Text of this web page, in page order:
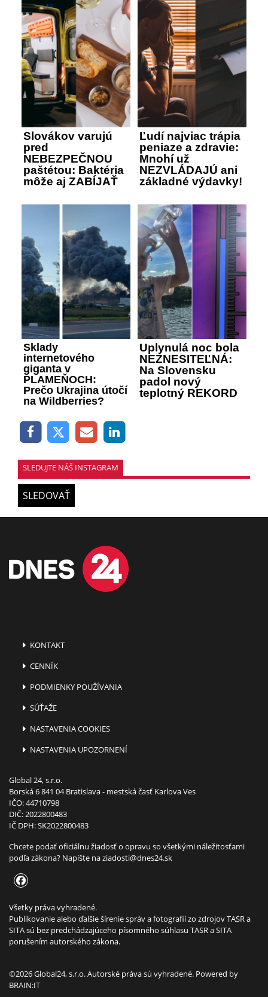
Slovákov varujú
pred
NEBEZPEČNOU
paštétou: Baktéria
môže aj ZABÍJAŤ
Ľudí najviac trápia
peniaze a zdravie:
Mnohí už
NEZVLÁDAJÚ ani
základné výdavky!
Sklady
internetového
giganta v
PLAMEŇOCH:
Prečo Ukrajina útočí
na Wildberries?
Uplynulá noc bola
NEZNESITEĽNÁ:
Na Slovensku
padol nový
teplotný REKORD
SLEDUJTE NÁŠ INSTAGRAM
SLEDOVAŤ
KONTAKT
CENNÍK
PODMIENKY POUŽÍVANIA
SÚŤAŽE
NASTAVENIA COOKIES
NASTAVENIA UPOZORNENÍ
Global 24, s.r.o.
Borská 6 841 04 Bratislava - mestská časť Karlova Ves
IČO: 44710798
DIČ: 2022800483
IČ DPH: SK2022800483
Chcete podať oficiálnu žiadosť o opravu so všetkými náležitosťami
podľa zákona? Napíšte naziadosti@dnes24.sk
Všetky práva vyhradené.
Publikovanie alebo ďalšie šírenie správ a fotografií zo zdrojov TASR a
SITA sú bez predchádzajúceho písomného súhlasu TASR a SITA
porušením autorského zákona.
©2026 Global24, s.r.o. Autorské práva sú vyhradené. Powered by
BRAIN:IT